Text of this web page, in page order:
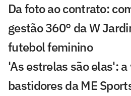
Da foto ao contrato:
gestão 360° da W
futebol feminino
'As estrelas são elas': a
bastidores da ME